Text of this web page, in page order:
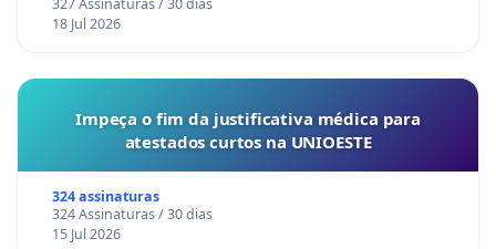
327 Assinaturas / 30 dias
18 Jul 2026
Impeça o fim da justificativa médica para
atestados curtos na UNIOESTE
324 assinaturas
324 Assinaturas / 30 dias
15 Jul 2026